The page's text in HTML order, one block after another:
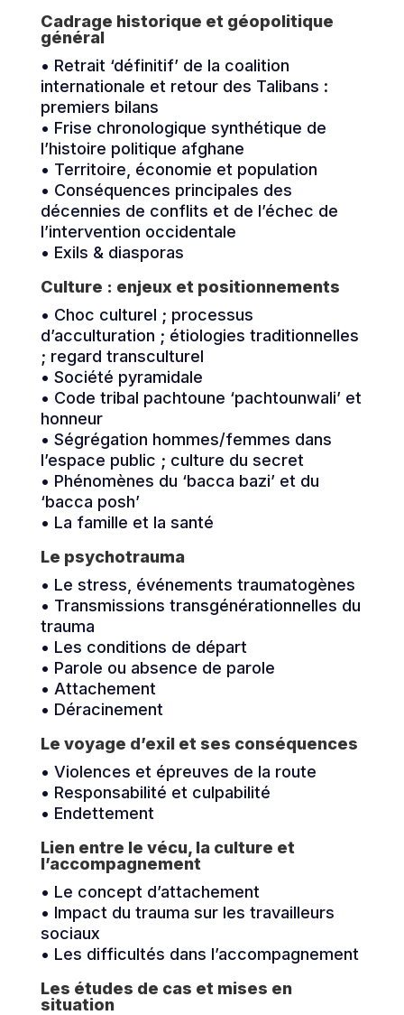
Cadrage historique et géopolitique
général
• Retrait ‘définitif’ de la coalition
internationale et retour des Talibans :
premiers bilans
• Frise chronologique synthétique de
l’histoire politique afghane
• Territoire, économie et population
• Conséquences principales des
décennies de conflits et de l’échec de
l’intervention occidentale
• Exils & diasporas
Culture : enjeux et positionnements
• Choc culturel ; processus
d’acculturation ; étiologies traditionnelles
; regard transculturel
• Société pyramidale
• Code tribal pachtoune ‘pachtounwali’ et
honneur
• Ségrégation hommes/femmes dans
l’espace public ; culture du secret
• Phénomènes du ‘bacca bazi’ et du
‘bacca posh’
• La famille et la santé
Le psychotrauma
• Le stress, événements traumatogènes
• Transmissions transgénérationnelles du
trauma
• Les conditions de départ
• Parole ou absence de parole
• Attachement
• Déracinement
Le voyage d’exil et ses conséquences
• Violences et épreuves de la route
• Responsabilité et culpabilité
• Endettement
Lien entre le vécu, la culture et
l’accompagnement
• Le concept d’attachement
• Impact du trauma sur les travailleurs
sociaux
• Les difficultés dans l’accompagnement
Les études de cas et mises en
situation